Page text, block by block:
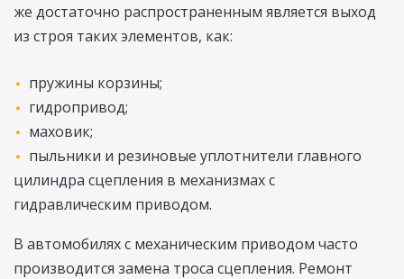
же достаточно распространенным является выход
из строя таких элементов, как:
пружины корзины;
гидропривод;
маховик;
пыльники и резиновые уплотнители главного
цилиндра сцепления в механизмах с
гидравлическим приводом.
В автомобилях с механическим приводом часто
производится замена троса сцепления. Ремонт